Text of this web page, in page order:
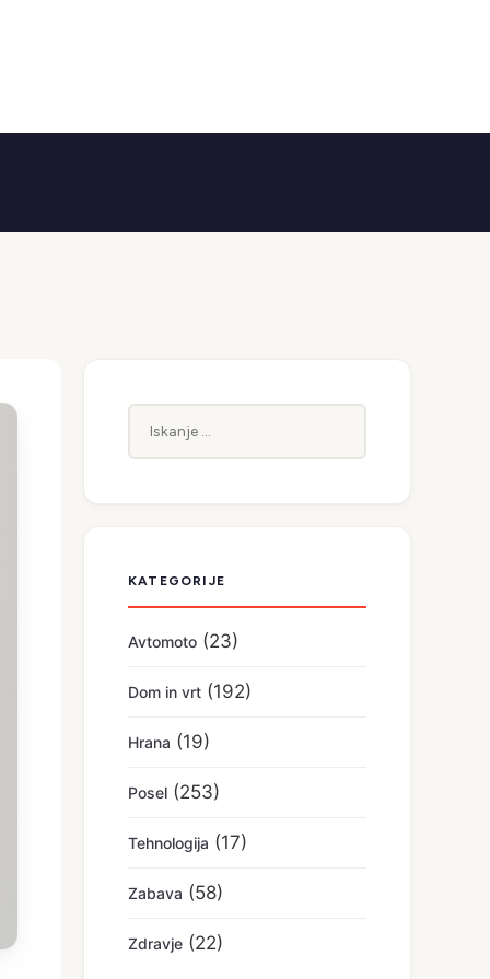
KATEGORIJE
Avtomoto (23)
Dom in vrt (192)
Hrana (19)
Posel (253)
Tehnologija (17)
Zabava (58)
Zdravje (22)